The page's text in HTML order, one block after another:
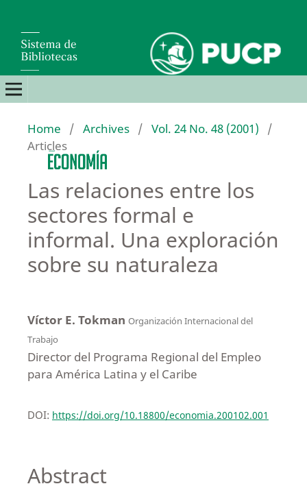
Home / Archives / Vol. 24 No. 48 (2001)
/
Articles
Las relaciones entre los
sectores formal e
informal. Una exploración
sobre su naturaleza
Víctor E. Tokman Organización Internacional del
Trabajo
Director del Programa Regional del Empleo
para América Latina y el Caribe
DOI: https://doi.org/10.18800/economia.200102.001
Abstract